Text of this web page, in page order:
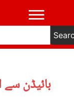
بائیڈن سے